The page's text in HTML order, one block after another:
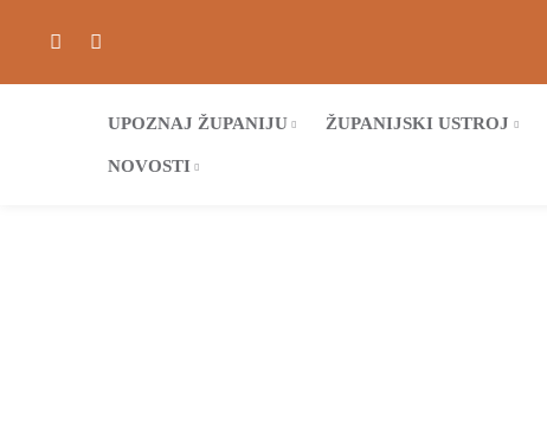
UPOZNAJ ŽUPANIJU ŽUPANIJSKI USTROJ
NOVOSTI